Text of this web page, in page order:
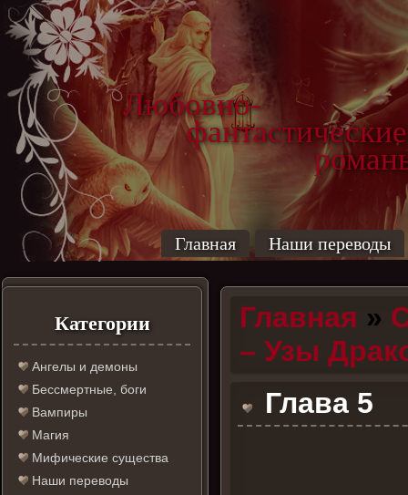
Любовно-
фантастические
Главная Наши переводы
Категории
Ангелы и демоны
Бессмертные, боги
Вампиры
Магия
Мифические существа
Наши переводы
Главная »
– Узы
Глава 5